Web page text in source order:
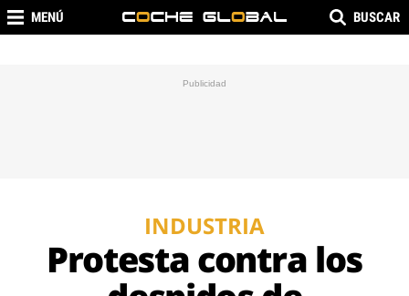
MENÚ BUSCAR
INDUSTRIA
Protesta contra los